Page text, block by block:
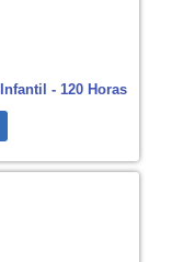
- 120 Horas